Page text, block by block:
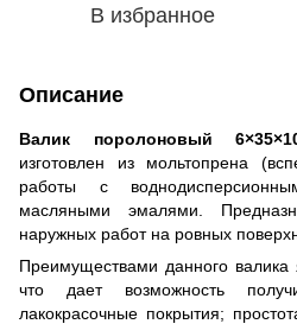
В избранное
Описание
Валик поролоновый
изготовлен из мольтопрена
работы с
масляными эмалями.
наружных работ на ровных
Преимуществами данного валика
что дает возможность
лакокрасочные покрытия;